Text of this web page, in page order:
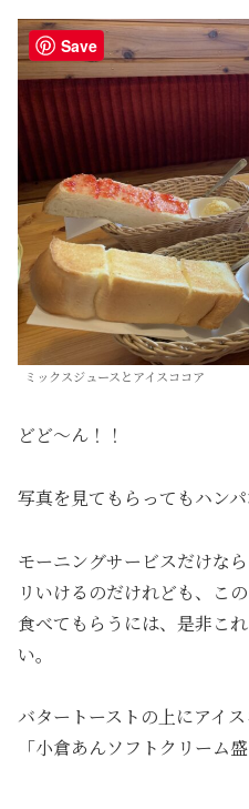
ミックスジュースとアイスココア
どど〜ん！！
写真を見てもらってもハンパ
モーニングサービスだけな
リいけるのだけれども、こ
食べてもらうには、是非こ
い。
バタートーストの上にアイ
「小倉あんソフトクリーム
Save